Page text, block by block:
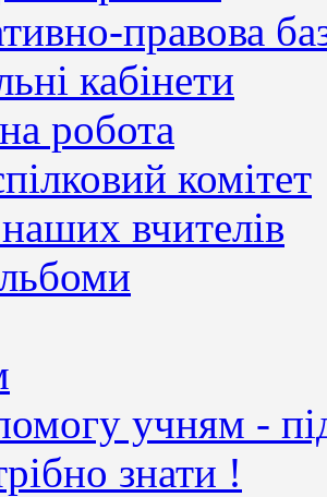
правова
кабінети
робота
комітет
вчителів
учням -
знати !